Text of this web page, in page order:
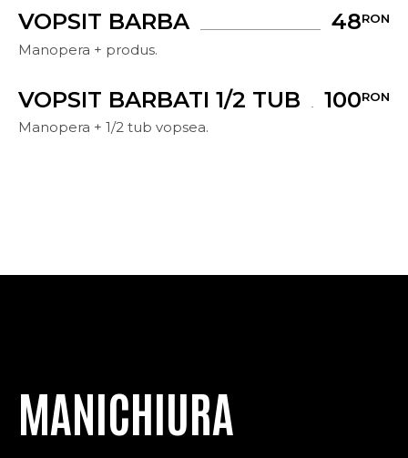
VOPSIT BARBA 48RON
Manopera + produs.
VOPSIT BARBATI 1/2 TUB 100RON
Manopera + 1/2 tub vopsea.
MANICHIURA